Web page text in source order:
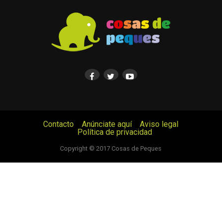
Contacto Anúnciate aquí
Aviso legal
Política de privacidad
Copyright © 2017 Cosas de Peques